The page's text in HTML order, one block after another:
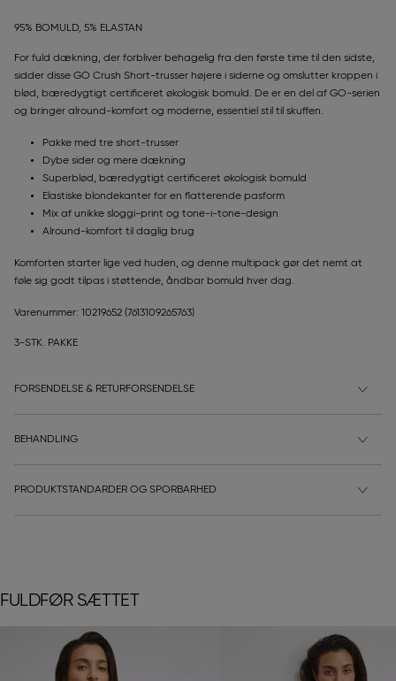
95% BOMULD, 5% ELASTAN
For fuld dækning, der forbliver behagelig fra den første time til den sidste,
sidder disse GO Crush Short-trusser højere i siderne og omslutter kroppen i
blød, bæredygtigt certificeret økologisk bomuld. De er en del af GO-serien
og bringer alround-komfort og moderne, essentiel stil til skuffen.
Pakke med tre short-trusser
Dybe sider og mere dækning
Superblød, bæredygtigt certificeret økologisk bomuld
Elastiske blondekanter for en flatterende pasform
Mix af unikke sloggi-print og tone-i-tone-design
Alround-komfort til daglig brug
Komforten starter lige ved huden, og denne multipack gør det nemt at
føle sig godt tilpas i støttende, åndbar bomuld hver dag.
Varenummer: 10219652 (7613109265763)
3-STK. PAKKE
FORSENDELSE & RETURFORSENDELSE
BEHANDLING
PRODUKTSTANDARDER OG SPORBARHED
FULDFØR SÆTTET